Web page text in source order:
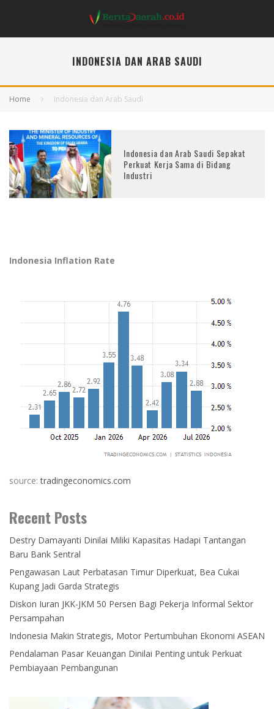
INDONESIA DAN ARAB SAUDI
Home Indonesia dan Arab Saudi
Indonesia dan Arab Saudi Sepakat
Perkuat Kerja Sama di Bidang
Industri
Indonesia Inflation Rate
source:tradingeconomics.com
Recent Posts
Destry Damayanti Dinilai Miliki Kapasitas Hadapi Tantangan
Baru Bank Sentral
Pengawasan Laut Perbatasan Timur Diperkuat, Bea Cukai
Kupang Jadi Garda Strategis
Diskon Iuran JKK-JKM 50 Persen Bagi Pekerja Informal Sektor
Persampahan
Indonesia Makin Strategis, Motor Pertumbuhan Ekonomi ASEAN
Pendalaman Pasar Keuangan Dinilai Penting untuk Perkuat
Pembiayaan Pembangunan